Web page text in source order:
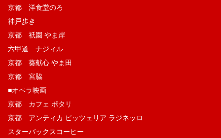
京都 洋食堂のろ
神戸歩き
京都 祇園 やま岸
六甲道 ナジィル
京都 葵献心 やま田
京都 宮脇
■オペラ映画
京都 カフェ ポタリ
京都 アンティカ ピッツェリア ラジネッロ
スターバックスコーヒー